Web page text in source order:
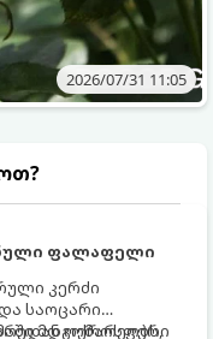
2026/07/31 11:05
ფალაფელი
კერძი
საოცარი
ოქროსფერი
მდგომარეობს,